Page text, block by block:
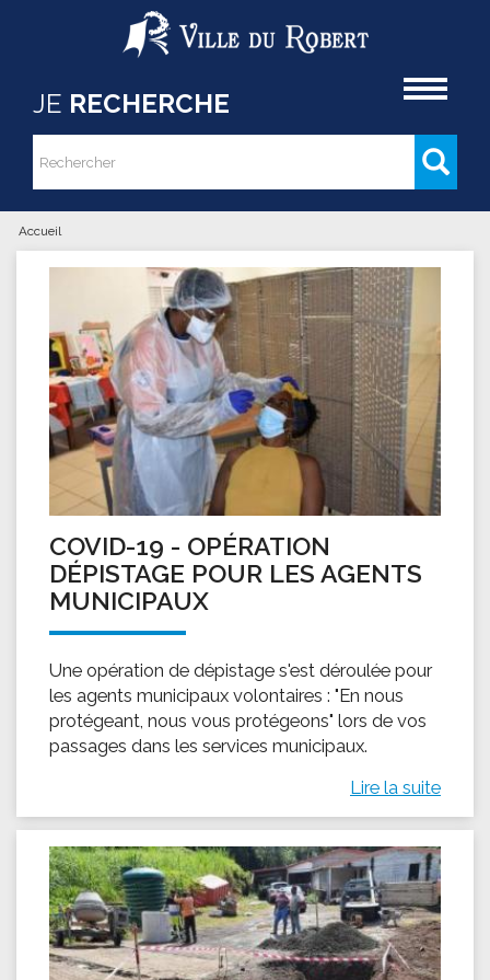
Aller au contenu principal
JE RECHERCHE
Formulaire de recherche
Rechercher
Vous êtes ici
Accueil
COVID-19 - OPÉRATION
DÉPISTAGE POUR LES AGENTS
MUNICIPAUX
Une opération de dépistage s'est déroulée pour
les agents municipaux volontaires : "En nous
protégeant, nous vous protégeons" lors de vos
passages dans les services municipaux.
Lire la suite